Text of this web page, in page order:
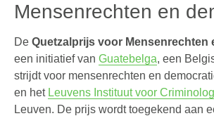
Mensenrechten en
De Quetzalprijs voor Mensenrechten
een initiatief van Guatebelga, een
strijdt voor mensenrechten en
en het Leuvens Instituut voor
Leuven. De prijs wordt toegekend aan